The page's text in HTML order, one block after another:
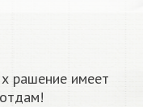
рашение имеет